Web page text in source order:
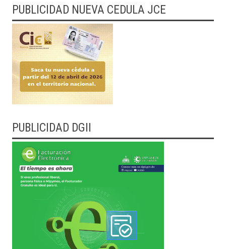
PUBLICIDAD NUEVA CEDULA JCE
PUBLICIDAD DGII